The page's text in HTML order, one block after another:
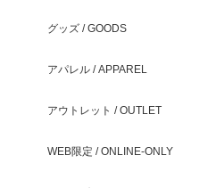
グッズ / GOODS
アパレル / APPAREL
アウトレット / OUTLET
WEB限定 / ONLINE-ONLY